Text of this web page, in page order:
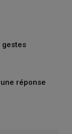
gestes
réponse